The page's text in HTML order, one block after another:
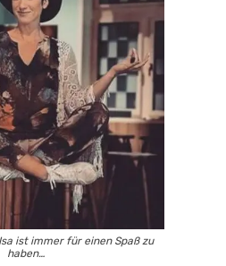
ist immer für einen Spaß zu
haben…